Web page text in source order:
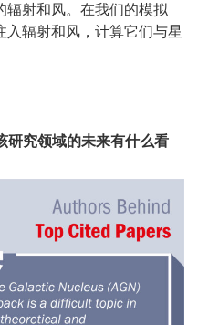
辐射和风。在我们的模拟
入辐射和风，计算它们与星
研究领域的未来有什么看